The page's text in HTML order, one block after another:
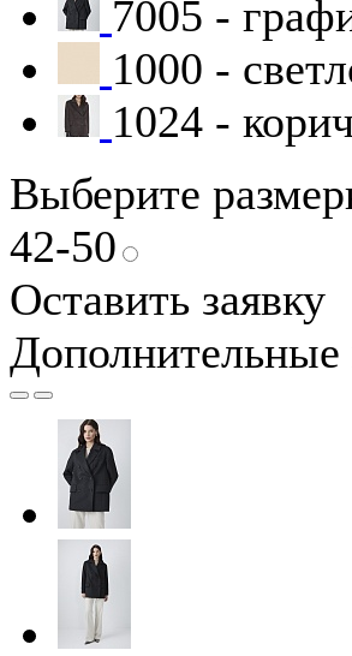
7005 -
1000 -
1024 -
Выберите
42-50
Оставить заявку
Дополнительные